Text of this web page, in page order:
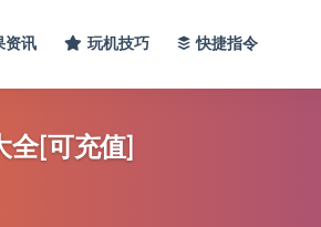
资讯 玩机技巧 快捷指令
全[可充值]